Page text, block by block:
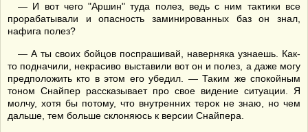
— И вот чего "Аршин" туда полез, ведь с ним тактики все
прорабатывали и опасность заминированных баз он знал,
нафига полез?
— А ты своих бойцов поспрашивай, наверняка узнаешь. Как-
то подначили, некрасиво выставили вот он и полез, а даже могу
предположить кто в этом его убедил. — Таким же спокойным
тоном Снайпер рассказывает про свое видение ситуации. Я
молчу, хотя бы потому, что внутренних терок не знаю, но чем
дальше, тем больше склоняюсь к версии Снайпера.